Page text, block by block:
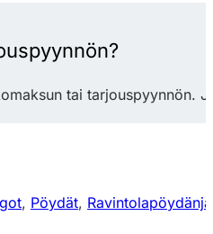
tai tarjouspyynnön.
, Pöydät,